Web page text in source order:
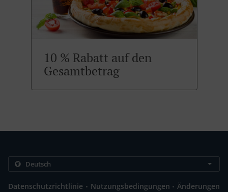
10 % Rabatt auf den
Gesamtbetrag
Datenschutzrichtlinie . Nutzungsbedingungen . Änderungen